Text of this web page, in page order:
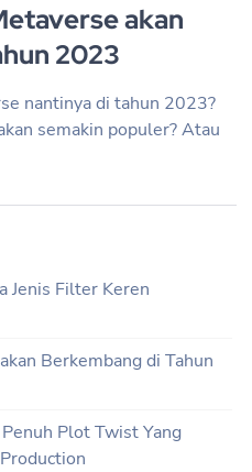
akan
2023
nantinya di tahun 2023?
semakin populer? Atau
Jenis Filter Keren
Berkembang di Tahun
Plot Twist Yang